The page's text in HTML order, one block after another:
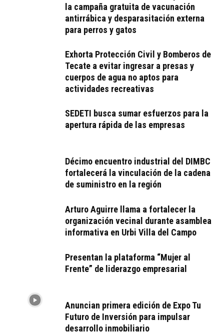
la campaña gratuita de vacunación
antirrábica y desparasitación externa
para perros y gatos
Exhorta Protección Civil y Bomberos de
Tecate a evitar ingresar a presas y
cuerpos de agua no aptos para
actividades recreativas
SEDETI busca sumar esfuerzos para la
apertura rápida de las empresas
Décimo encuentro industrial del DIMBC
fortalecerá la vinculación de la cadena
de suministro en la región
Arturo Aguirre llama a fortalecer la
organización vecinal durante asamblea
informativa en Urbi Villa del Campo
Presentan la plataforma “Mujer al
Frente” de liderazgo empresarial
Anuncian primera edición de Expo Tu
Futuro de Inversión para impulsar
desarrollo inmobiliario